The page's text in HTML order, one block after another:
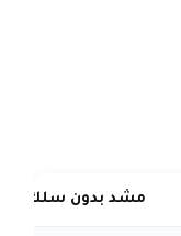
مشد بدون سلك